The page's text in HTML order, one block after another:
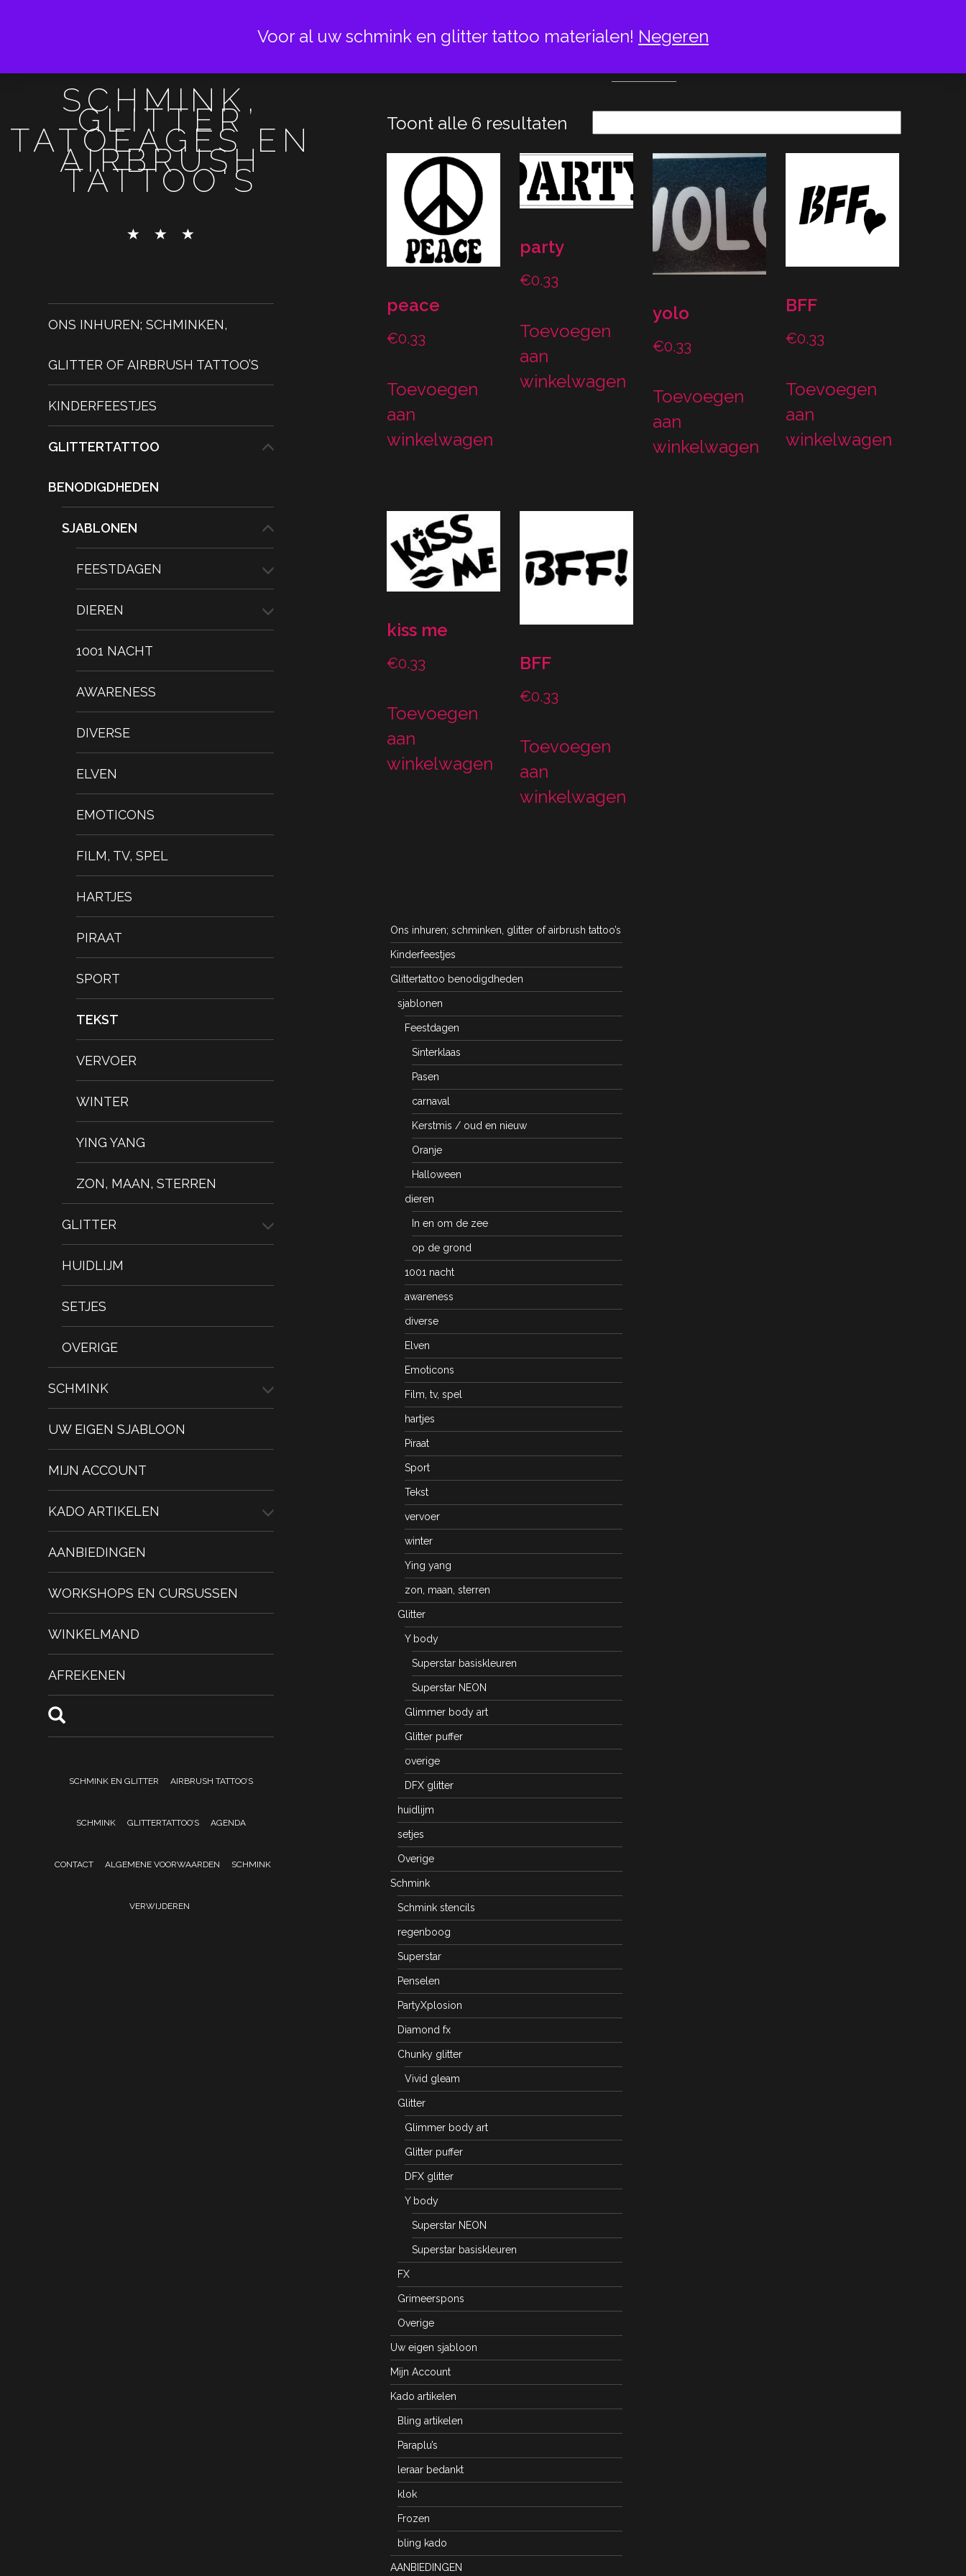
SCHMINK,
GLITTER
TATOEAGES EN
AIRBRUSH
TATTOO'S
ONS INHUREN; SCHMINKEN,
GLITTER OF AIRBRUSH TATTOO’S
KINDERFEESTJES
GLITTERTATTOO
BENODIGDHEDEN
SJABLONEN
FEESTDAGEN
DIEREN
1001 NACHT
AWARENESS
DIVERSE
ELVEN
EMOTICONS
FILM, TV, SPEL
HARTJES
PIRAAT
SPORT
TEKST
VERVOER
WINTER
YING YANG
ZON, MAAN, STERREN
GLITTER
HUIDLIJM
SETJES
OVERIGE
SCHMINK
UW EIGEN SJABLOON
MIJN ACCOUNT
KADO ARTIKELEN
AANBIEDINGEN
WORKSHOPS EN CURSUSSEN
WINKELMAND
AFREKENEN
SCHMINK EN GLITTER AIRBRUSH TATTOO’S
SCHMINK GLITTERTATTOO’S AGENDA
CONTACT ALGEMENE VOORWAARDEN SCHMINK
VERWIJDEREN
TEKST
Toont alle 6 resultaten
peace
€0.33
Toevoegen
aan
winkelwagen
party
€0.33
Toevoegen
aan
winkelwagen
yolo
€0.33
Toevoegen
aan
winkelwagen
BFF
€0.33
Toevoegen
aan
winkelwagen
kiss me
€0.33
Toevoegen
aan
winkelwagen
BFF
€0.33
Toevoegen
aan
winkelwagen
Ons inhuren; schminken, glitter of airbrush tattoo’s
Kinderfeestjes
Glittertattoo benodigdheden
sjablonen
Feestdagen
Sinterklaas
Pasen
carnaval
Kerstmis / oud en nieuw
Oranje
Halloween
dieren
In en om de zee
op de grond
1001 nacht
awareness
diverse
Elven
Emoticons
Film, tv, spel
hartjes
Piraat
Sport
Tekst
vervoer
winter
Ying yang
zon, maan, sterren
Glitter
Y body
Superstar basiskleuren
Superstar NEON
Glimmer body art
Glitter puffer
overige
DFX glitter
huidlijm
setjes
Overige
Schmink
Schmink stencils
regenboog
Superstar
Penselen
PartyXplosion
Diamond fx
Chunky glitter
Vivid gleam
Glitter
Glimmer body art
Glitter puffer
DFX glitter
Y body
Superstar NEON
Superstar basiskleuren
FX
Grimeerspons
Overige
Uw eigen sjabloon
Mijn Account
Kado artikelen
Bling artikelen
Paraplu’s
leraar bedankt
klok
Frozen
bling kado
AANBIEDINGEN
Voor al uw schmink en glitter tattoo materialen! Negeren